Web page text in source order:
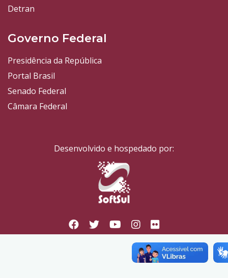
Detran
Governo Federal
Presidência da República
Portal Brasil
Senado Federal
Câmara Federal
Desenvolvido e hospedado por: